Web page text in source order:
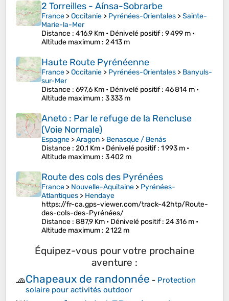
2 Torreilles - Aínsa-Sobrarbe
France >Occitanie > Pyrénées-Orientales >Sainte-
Marie-la-Mer
Distance : 416,9 Km • Dénivelé positif: 9 499 m •
Altitude maximum : 2 413 m
Haute Route Pyrénéenne
France >Occitanie > Pyrénées-Orientales > Banyuls-
sur-Mer
Distance : 697,6 Km • Dénivelé positif: 46 814 m •
Altitude maximum : 3 333 m
Aneto : Par le refuge de la Rencluse
(Voie Normale)
Espagne >Aragon > Benasque / Benás
Distance : 20,1 Km • Dénivelé positif: 1 993 m •
Altitude maximum : 3 402 m
Route des cols des Pyrénées
France > Nouvelle-Aquitaine > Pyrénées-
Atlantiques > Hendaye
https://fr-ca.gps-viewer.com/track-42htp/Route-
des-cols-des-Pyrénées/
Distance : 887,9 Km • Dénivelé positif: 24 316 m •
Altitude maximum : 2 122 m
Équipez-vous pour votre prochaine
aventure :
🧢Chapeaux de randonnée - Protection
solaire pour activités outdoor